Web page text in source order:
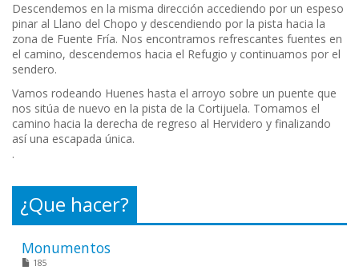
Descendemos en la misma dirección accediendo por un espeso
pinar al Llano del Chopo y descendiendo por la pista hacia la
zona de Fuente Fría. Nos encontramos refrescantes fuentes en
el camino, descendemos hacia el Refugio y continuamos por el
sendero.
Vamos rodeando Huenes hasta el arroyo sobre un puente que
nos sitúa de nuevo en la pista de la Cortijuela. Tomamos el
camino hacia la derecha de regreso al Hervidero y finalizando
así una escapada única.
.
¿Que hacer?
Monumentos
185